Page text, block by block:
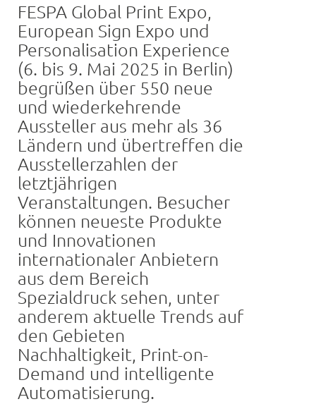
FESPA Global Print Expo,
European Sign Expo und
Personalisation Experience
(6. bis 9. Mai 2025 in Berlin)
begrüßen über 550 neue
und wiederkehrende
Aussteller aus mehr als 36
Ländern und übertreffen die
Ausstellerzahlen der
letztjährigen
Veranstaltungen. Besucher
können neueste Produkte
und Innovationen
internationaler Anbietern
aus dem Bereich
Spezialdruck sehen, unter
anderem aktuelle Trends auf
den Gebieten
Nachhaltigkeit, Print-on-
Demand und intelligente
Automatisierung.